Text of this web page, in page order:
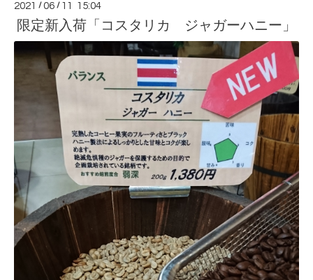
2021 /06 / 11 15:04
限定新入荷「コスタリカ ジャガーハニー」